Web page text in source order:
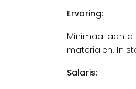
Ervaring:
Minimaal aantal
materialen. In
Salaris: